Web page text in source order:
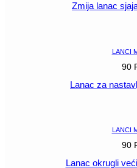
Zmija lanac
LANCI
90
Lanac za
LANCI
90
Lanac okrugli